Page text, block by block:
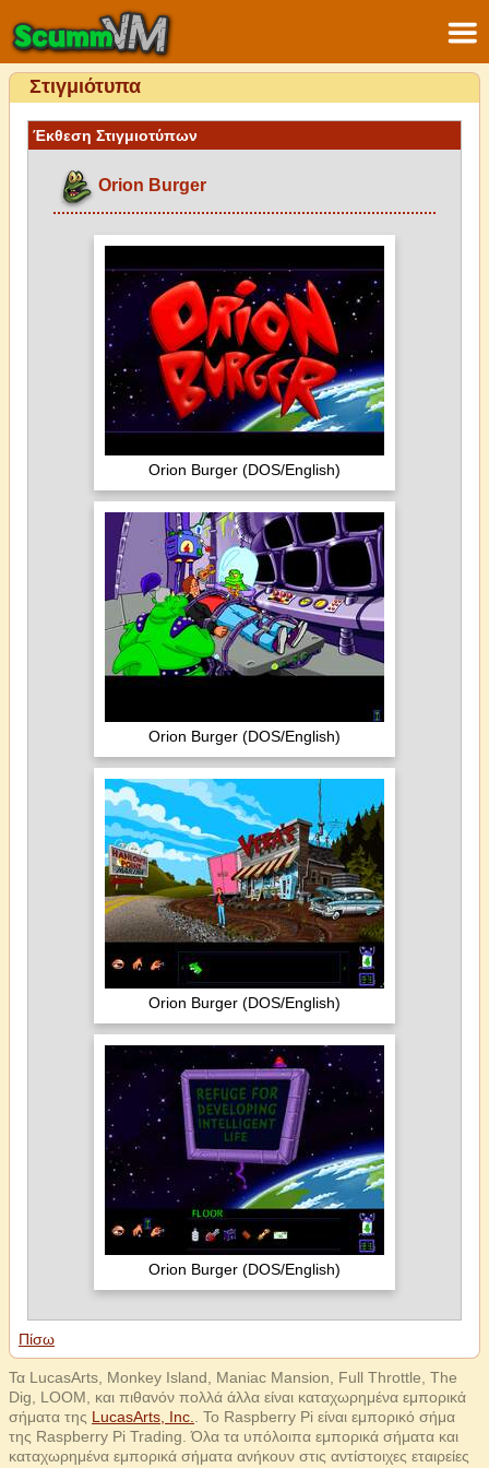
Στιγμιότυπα
Έκθεση Στιγμιοτύπων
Orion Burger
Orion Burger (DOS/English)
Orion Burger (DOS/English)
Orion Burger (DOS/English)
Orion Burger (DOS/English)
Πίσω
Τα LucasArts, Monkey Island, Maniac Mansion, Full Throttle, The
Dig, LOOM, και πιθανόν πολλά άλλα είναι καταχωρημένα εμπορικά
σήματα της LucasArts, Inc.
. Το Raspberry Pi είναι εμπορικό σήμα
της Raspberry Pi Trading. Όλα τα υπόλοιπα εμπορικά σήματα και
καταχωρημένα εμπορικά σήματα ανήκουν στις αντίστοιχες εταιρείες